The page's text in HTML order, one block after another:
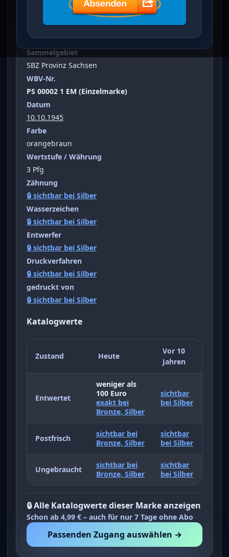
Vergrößertes Bild bei Klick auf Bild
Ausgabeanlass
Freimarken: Provinzwappen
Sammelgebiet
SBZ Provinz Sachsen
WBV-Nr.
PS 00002 1 EM (Einzelmarke)
Datum
10.10.1945
Farbe
orangebraun
Wertstufe / Währung
3 Pfg
Zähnung
🔒 sichtbar bei Silber
Wasserzeichen
🔒 sichtbar bei Silber
Entwerfer
🔒 sichtbar bei Silber
Druckverfahren
🔒 sichtbar bei Silber
gedruckt von
🔒 sichtbar bei Silber
Katalogwerte
Zustand Heute
Vor 10
Jahren
Entwertet
weniger als
100 Euro
exakt bei
Bronze, Silber
sichtbar
bei Silber
Postfrisch
sichtbar bei
Bronze, Silber
sichtbar
bei Silber
Ungebraucht
sichtbar bei
Bronze, Silber
sichtbar
bei Silber
🔒 Alle Katalogwerte dieser Marke anzeigen
Schon ab 4,99 € – auch für nur 7 Tage ohne Abo
Passenden Zugang auswählen →